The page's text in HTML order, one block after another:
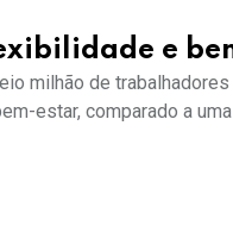
e
milhão de
estar, comparado a